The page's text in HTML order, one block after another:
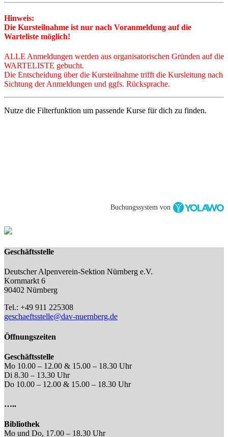
Hinweis:
Die Kursteilnahme ist nur nach Voranmeldung auf die
Warteliste möglich!
ALLE Anmeldungen werden aus organisatorischen Gründen auf die
WARTELISTE gebucht.
Die Entscheidung über die Kursteilnahme trifft die Kursleitung nach
Sichtung der Anmeldungen und ggfs. Rücksprache.
Nutze die Filterfunktion um passende Kurse für dich zu finden.
Buchungssystem von
Geschäftsstelle
Deutscher Alpenverein-Sektion Nürnberg e.V.
Kornmarkt 6
90402 Nürnberg
Tel.: +49 911 225308
geschaeftsstelle@dav-nuernberg.de
Öffnungszeiten
Geschäftsstelle
Mo 10.00 – 12.00 & 15.00 – 18.30 Uhr
Di 8.30 – 13.30 Uhr
Do 10.00 – 12.00 & 15.00 – 18.30 Uhr
…..
Bibliothek
Mo und Do, 17.00 – 18.30 Uhr